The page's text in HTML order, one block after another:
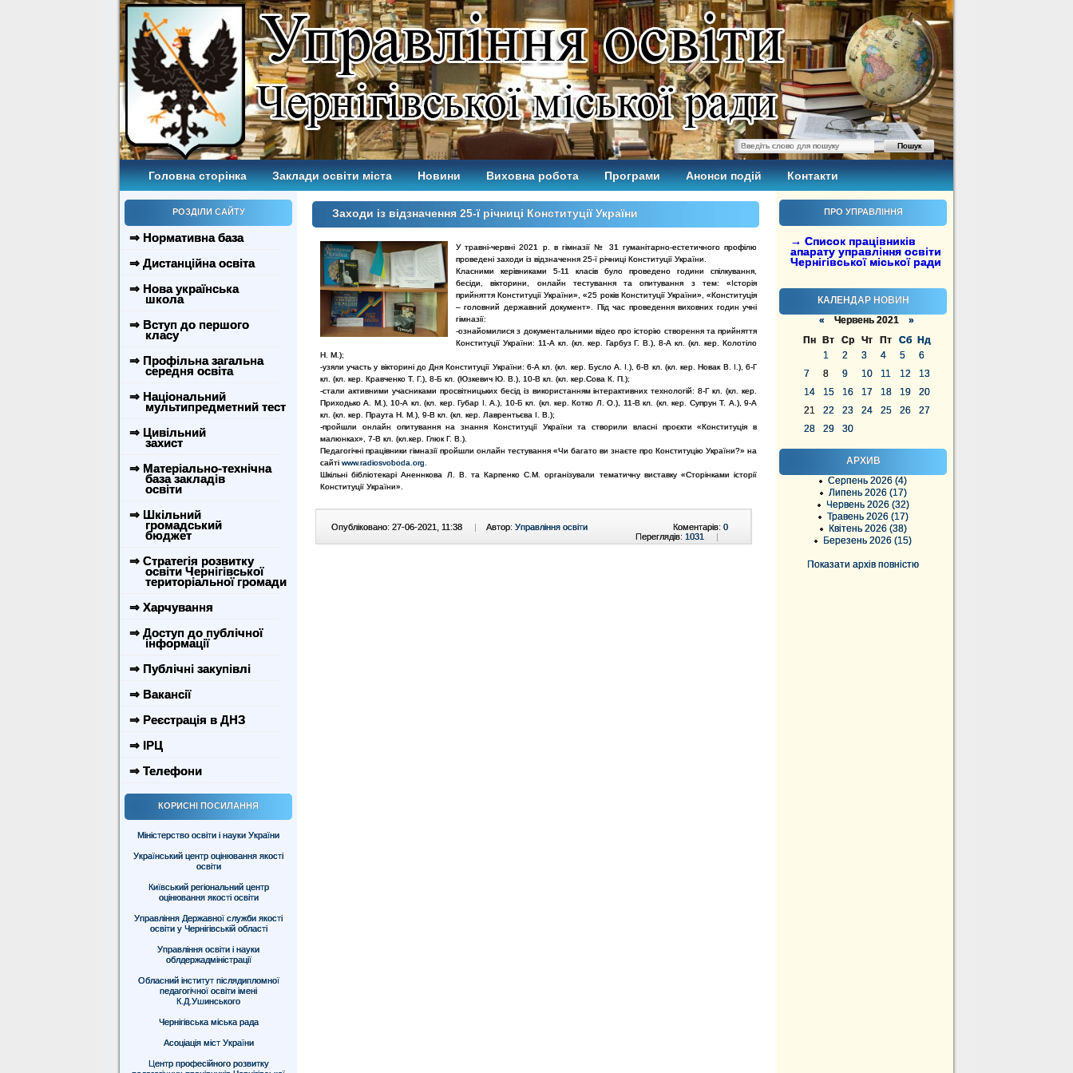
Головна сторінка Заклади освіти міста Новини Виховна робота Програми Анонси подій Контакти
РОЗДІЛИ САЙТУ
⇒ Нормативна база
⇒ Дистанційна освіта
⇒ Нова українська
школа
⇒ Вступ до першого
класу
⇒ Профільна загальна
середня освіта
⇒ Національний
мультипредметний тест
⇒ Цивільний
захист
⇒ Матеріально-технічна
база закладів
освіти
⇒ Шкільний
громадський
бюджет
⇒ Стратегія розвитку
освіти Чернігівської
територіальної громади
⇒ Харчування
⇒ Доступ до публічної
інформації
⇒ Публічні закупівлі
⇒ Вакансії
⇒ Реєстрація в ДНЗ
⇒ ІРЦ
⇒ Телефони
КОРИСНІ ПОСИЛАННЯ
Міністерство освіти і науки України
Український центр оцінювання якості
освіти
Київський регіональний центр
оцінювання якості освіти
Управління Державної служби якості
освіти у Чернігівській області
Управління освіти і науки
облдержадміністрації
Обласний інститут післядипломної
педагогічної освіти імені
К.Д.Ушинського
Чернігівська міська рада
Асоціація міст України
Центр професійного розвитку
ПРО УПРАВЛІННЯ
→ Список працівників
апарату управління освіти
Чернігівської міської ради
КАЛЕНДАР НОВИН
« Червень 2021 »
Пн
Вт Ср Чт Пт Сб
Нд
1
2 3 4 5
6
7
8 9 10 11 12
13
14
15 16 17 18 19
20
21
22 23 24 25 26
27
28
29 30
АРХИВ
Серпень 2026 (4)
Липень 2026 (17)
Червень 2026 (32)
Травень 2026 (17)
Квітень 2026 (38)
Березень 2026 (15)
Показати архів повністю
Заходи із відзначення 25-ї річниці Конституції України
У травні-червні 2021 р. в гімназії № 31 гуманітарно-естетичного профілю
проведені заходи із відзначення 25-ї річниці Конституції України.
Класними керівниками 5-11 класів було проведено години спілкування,
бесіди, вікторини, онлайн тестування та опитування з тем: «Історія
прийняття Конституції України», «25 років Конституції України», «Конституція
– головний державний документ». Під час проведення виховних годин учні
гімназії:
-ознайомилися з документальними відео про історію створення та прийняття
Конституції України: 11-А кл. (кл. кер. Гарбуз Г. В.), 8-А кл. (кл. кер. Колотіло
Н. М.);
-узяли участь у вікторині до Дня Конституції України: 6-А кл. (кл. кер. Бусло А. І.), 6-В кл. (кл. кер. Новак В. І.), 6-Г
кл. (кл. кер. Кравченко Т. Г.), 8-Б кл. (Юзкевич Ю. В.), 10-В кл. (кл. кер.Сова К. П.);
-стали активними учасниками просвітницьких бесід із використанням інтерактивних технологій: 8-Г кл. (кл. кер.
Приходько А. М.), 10-А кл. (кл. кер. Губар І. А.), 10-Б кл. (кл. кер. Котко Л. О.), 11-В кл. (кл. кер. Супрун Т. А.), 9-А
кл. (кл. кер. Праута Н. М.), 9-В кл. (кл. кер. Лаврентьєва І. В.);
-пройшли онлайн опитування на знання Конституції України та створили власні проєкти «Конституція в
малюнках», 7-В кл. (кл.кер. Глюк Г. В.).
Педагогічні працівники гімназії пройшли онлайн тестування «Чи багато ви знаєте про Конституцію України?» на
сайті www.radiosvoboda.org
Шкільні бібліотекарі Аненнкова Л. В. та Карпенко С.М. організували тематичну виставку «Сторінками історії
Конституції України».
Опубліковано: 27-06-2021, 11:38 | Автор: Управління освіти Коментарів: 0
Переглядів: 1031 |